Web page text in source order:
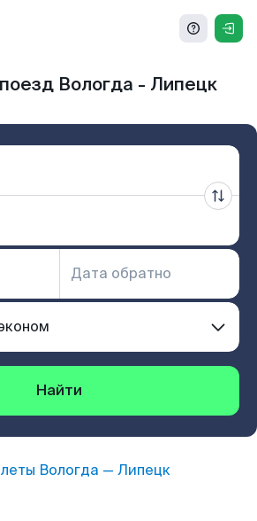
Вологда - Липецк
Найти
Вологда — Липецк